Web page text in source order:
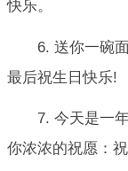
快乐。
6. 送你一碗
最后祝生日快乐!
7. 今天是一
你浓浓的祝愿：